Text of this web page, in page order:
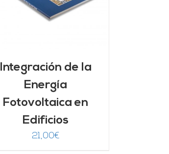
Integración de la
Energía
Fotovoltaica en
Edificios
21,00€